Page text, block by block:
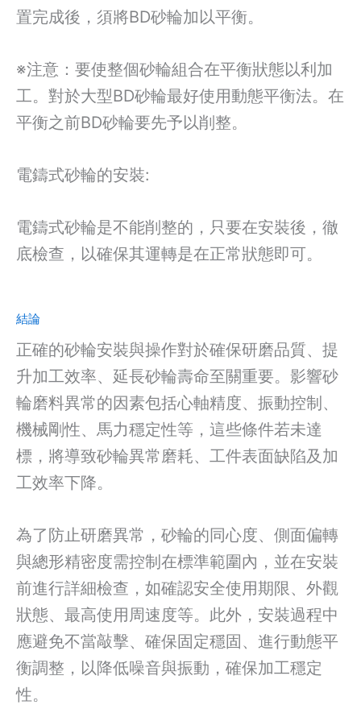
置完成後，須將BD砂輪加以平衡。
※注意：要使整個砂輪組合在平衡狀態以利加
工。對於大型BD砂輪最好使用動態平衡法。在
平衡之前BD砂輪要先予以削整。
電鑄式砂輪的安裝:
電鑄式砂輪是不能削整的，只要在安裝後，徹
底檢查，以確保其運轉是在正常狀態即可。
結論
正確的砂輪安裝與操作對於確保研磨品質、提
升加工效率、延長砂輪壽命至關重要。影響砂
輪磨料異常的因素包括心軸精度、振動控制、
機械剛性、馬力穩定性等，這些條件若未達
標，將導致砂輪異常磨耗、工件表面缺陷及加
工效率下降。
為了防止研磨異常，砂輪的同心度、側面偏轉
與總形精密度需控制在標準範圍內，並在安裝
前進行詳細檢查，如確認安全使用期限、外觀
狀態、最高使用周速度等。此外，安裝過程中
應避免不當敲擊、確保固定穩固、進行動態平
衡調整，以降低噪音與振動，確保加工穩定
性。